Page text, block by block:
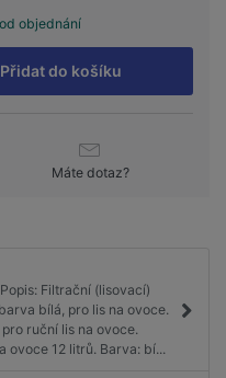
objednání
Přidat do košíku
Máte dotaz?
Filtrační (lisovací)
bílá, pro lis na ovoce.
ruční lis na ovoce.
ovoce 12 litrů. Barva: bí...